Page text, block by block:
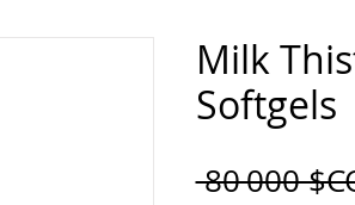
Milk
Softgels
80 000